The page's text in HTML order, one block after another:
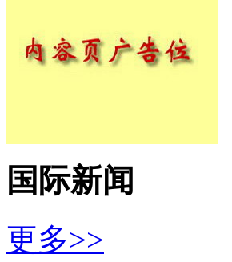
国际新闻
更多>>